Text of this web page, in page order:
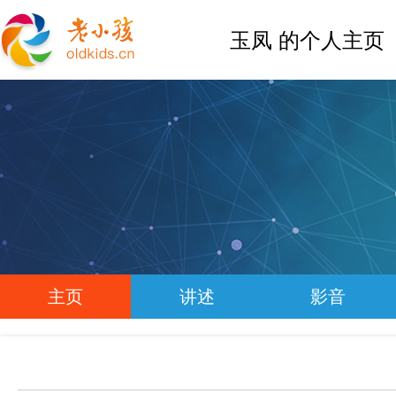
玉凤 的个人主页
主页 讲述 影音